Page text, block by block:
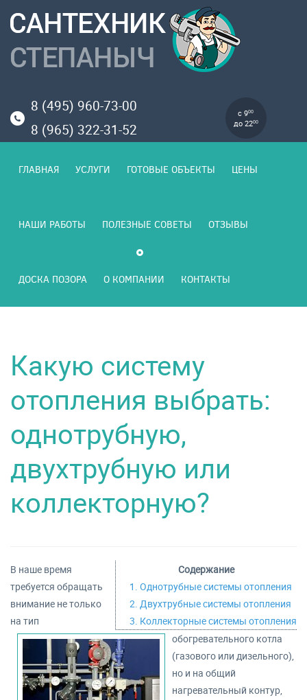
8 (495) 960-73-00
8 (965) 322-31-52
с 900
до 2200
ГЛАВНАЯ УСЛУГИ ГОТОВЫЕ ОБЪЕКТЫ ЦЕНЫ
НАШИ РАБОТЫ ПОЛЕЗНЫЕ СОВЕТЫ ОТЗЫВЫ
ДОСКА ПОЗОРА О КОМПАНИИ КОНТАКТЫ
Какую систему
отопления выбрать:
однотрубную,
двухтрубную или
коллекторную?
Содержание
1. Однотрубные системы отопления
2. Двухтрубные системы отопления
3. Коллекторные системы отопления
В наше время
требуется обращать
внимание не только
на тип
обогревательного котла
(газового или дизельного),
но и на общий
нагревательный контур,